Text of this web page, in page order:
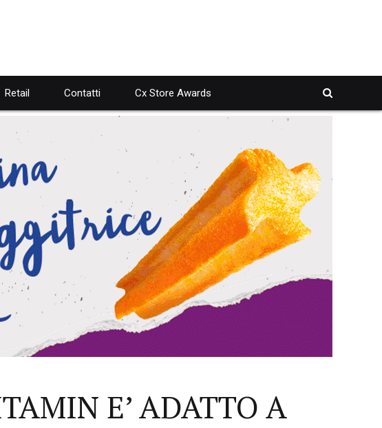
Retail Contatti Cx Store Awards
E’ ADATTO A